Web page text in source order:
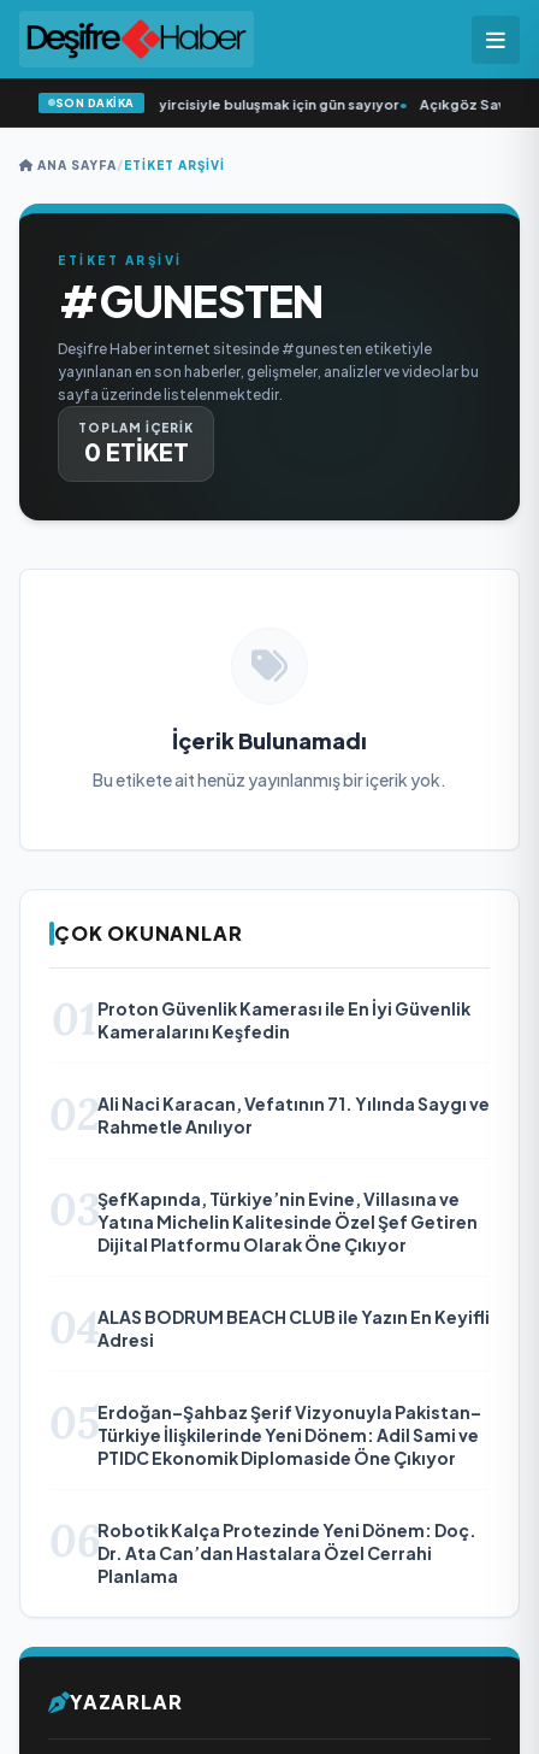
SON DAKİKA
“Düğün Şarkıcısı” seyircisiyle buluşmak için gün sayıyor• Açıkgöz
ANA SAYFA/ETIKET ARŞIVI
ETİKET ARŞİVİ
#GUNESTEN
Deşifre Haber internet sitesinde #gunesten etiketiyle
yayınlanan en son haberler, gelişmeler, analizler ve videolar bu
sayfa üzerinde listelenmektedir.
TOPLAM İÇERİK
0 ETİKET
İçerik Bulunamadı
Bu etikete ait henüz yayınlanmış bir içerik yok.
ÇOK OKUNANLAR
01 Proton Güvenlik Kamerası ile En İyi Güvenlik
Kameralarını Keşfedin
02Ali Naci Karacan, Vefatının 71. Yılında Saygı ve
Rahmetle Anılıyor
03ŞefKapında, Türkiye’nin Evine, Villasına ve
Yatına Michelin Kalitesinde Özel Şef Getiren
Dijital Platformu Olarak Öne Çıkıyor
04ALAS BODRUM BEACH CLUB ile Yazın En Keyifli
Adresi
05Erdoğan–Şahbaz Şerif Vizyonuyla Pakistan–
Türkiye İlişkilerinde Yeni Dönem: Adil Sami ve
PTIDC Ekonomik Diplomaside Öne Çıkıyor
06Robotik Kalça Protezinde Yeni Dönem: Doç.
Dr. Ata Can’dan Hastalara Özel Cerrahi
Planlama
YAZARLAR